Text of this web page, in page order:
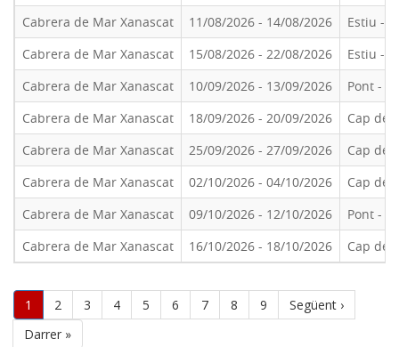
Cabrera de Mar Xanascat
11/08/2026 - 14/08/2026
Estiu -
Cabrera de Mar Xanascat
15/08/2026 - 22/08/2026
Estiu -
Cabrera de Mar Xanascat
10/09/2026 - 13/09/2026
Pont -
Cabrera de Mar Xanascat
18/09/2026 - 20/09/2026
Cap de
Cabrera de Mar Xanascat
25/09/2026 - 27/09/2026
Cap de
Cabrera de Mar Xanascat
02/10/2026 - 04/10/2026
Cap de
Cabrera de Mar Xanascat
09/10/2026 - 12/10/2026
Pont -
Cabrera de Mar Xanascat
16/10/2026 - 18/10/2026 Cap de
Paginació
Pàgina
actual
1 Pàgina
2 Pàgina
3 Pàgina
4 Pàgina
5 Pàgina
6 Pàgina
7 Pàgina
8 Pàgina
9
Pàgina
següent
Següent ›
Última
Darrer »